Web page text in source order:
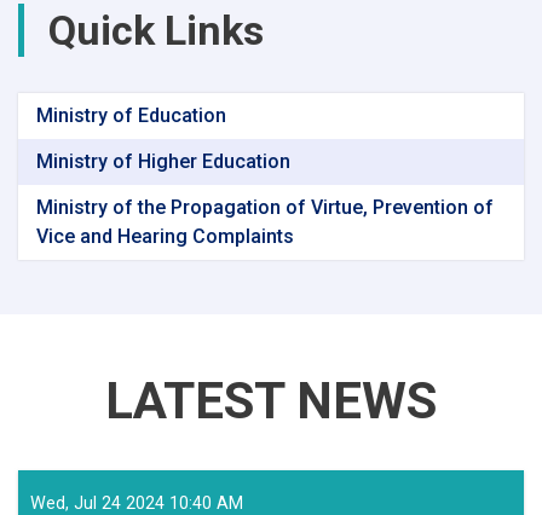
Quick Links
Ministry of Education
Ministry of Higher Education
Ministry of the Propagation of Virtue, Prevention of
Vice and Hearing Complaints
LATEST NEWS
Wed, Jul 24 2024 10:40 AM